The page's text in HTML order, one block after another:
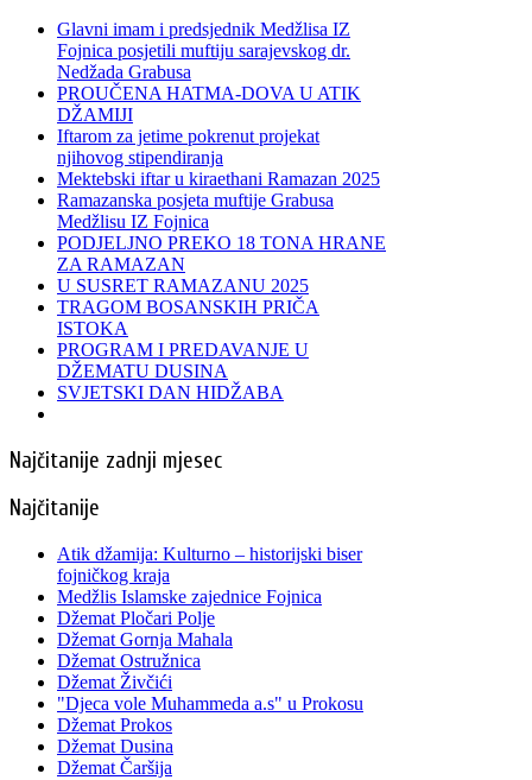
Glavni imam i predsjednik Medžlisa IZ
Fojnica posjetili muftiju sarajevskog dr.
Nedžada Grabusa
PROUČENA HATMA-DOVA U ATIK
DŽAMIJI
Iftarom za jetime pokrenut projekat
njihovog stipendiranja
Mektebski iftar u kiraethani Ramazan 2025
Ramazanska posjeta muftije Grabusa
Medžlisu IZ Fojnica
PODJELJNO PREKO 18 TONA HRANE
ZA RAMAZAN
U SUSRET RAMAZANU 2025
TRAGOM BOSANSKIH PRIČA
ISTOKA
PROGRAM I PREDAVANJE U
DŽEMATU DUSINA
SVJETSKI DAN HIDŽABA
Najčitanije zadnji mjesec
Najčitanije
Atik džamija: Kulturno – historijski biser
fojničkog kraja
Medžlis Islamske zajednice Fojnica
Džemat Pločari Polje
Džemat Gornja Mahala
Džemat Ostružnica
Džemat Živčići
"Djeca vole Muhammeda a.s" u Prokosu
Džemat Prokos
Džemat Dusina
Džemat Čaršija